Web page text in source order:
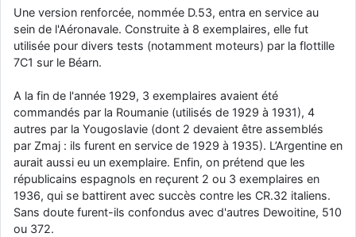
Une version renforcée, nommée D.53, entra en service au
sein de l'Aéronavale. Construite à 8 exemplaires, elle fut
utilisée pour divers tests (notamment moteurs) par la flottille
7C1 sur le Béarn.
A la fin de l'année 1929, 3 exemplaires avaient été
commandés par la Roumanie (utilisés de 1929 à 1931), 4
autres par la Yougoslavie (dont 2 devaient être assemblés
par Zmaj : ils furent en service de 1929 à 1935). L’Argentine en
aurait aussi eu un exemplaire. Enfin, on prétend que les
républicains espagnols en reçurent 2 ou 3 exemplaires en
1936, qui se battirent avec succès contre les CR.32 italiens.
Sans doute furent-ils confondus avec d'autres Dewoitine, 510
ou 372.